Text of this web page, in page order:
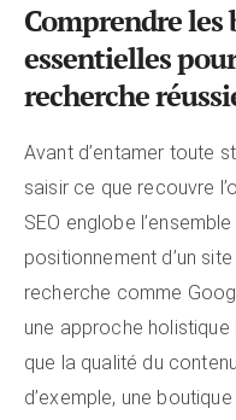
Comprendre les
essentielles
recherche
Avant d’entamer toute
saisir ce que recouvre
SEO englobe
positionnement d’un
recherche comme
une approche
que la qualité du
d’exemple, une